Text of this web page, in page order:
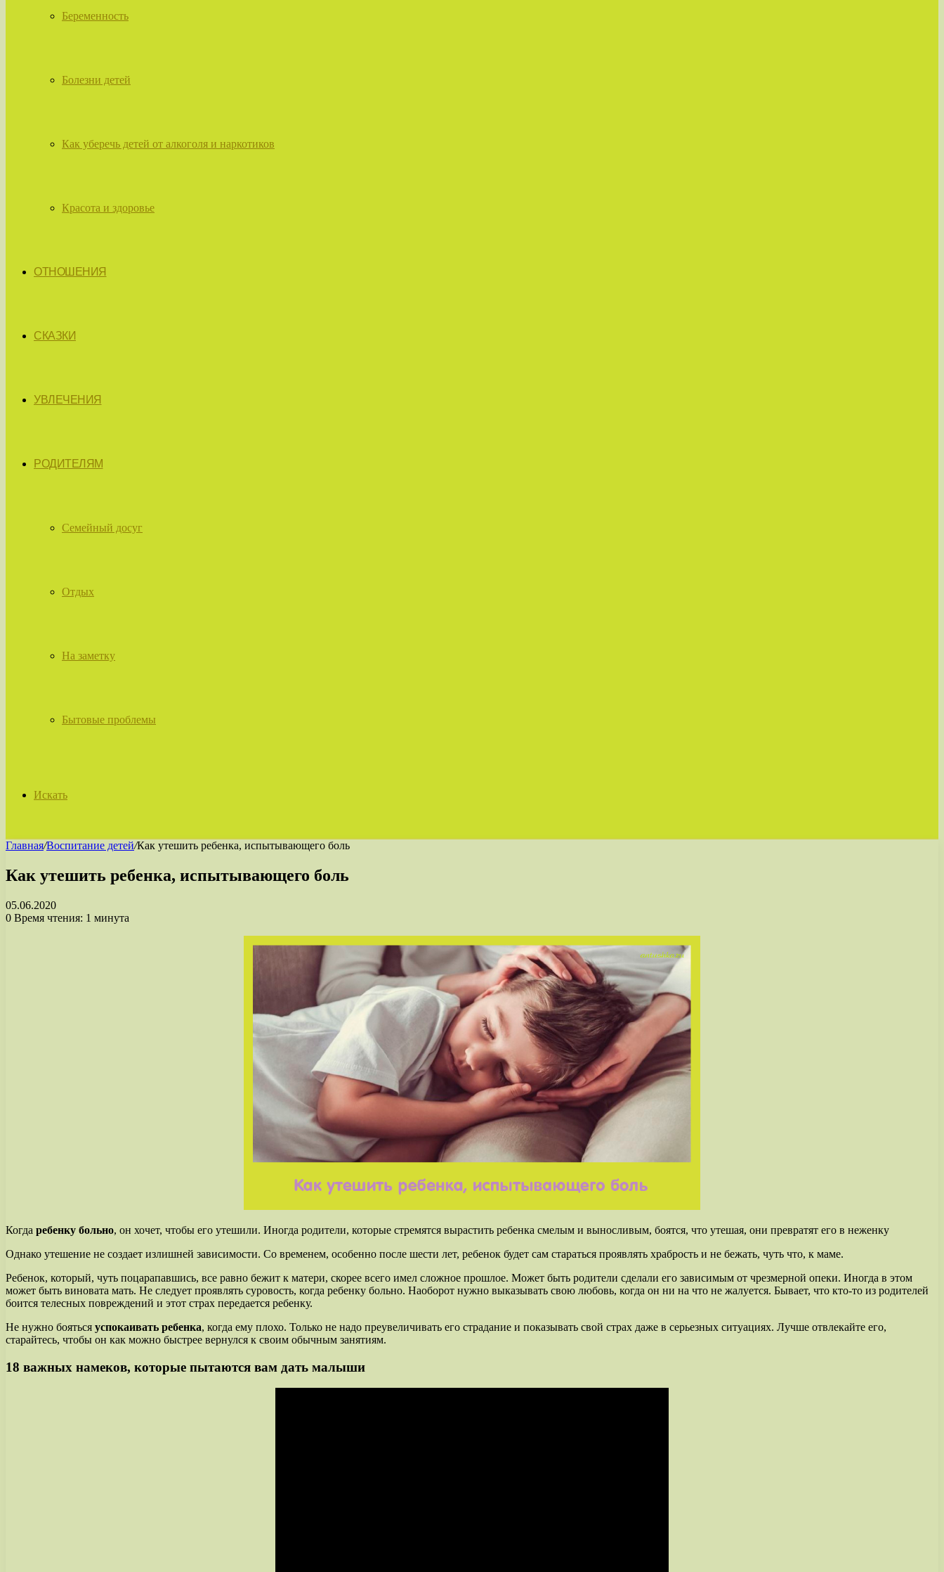
Беременность
Болезни детей
Как уберечь детей от алкоголя и наркотиков
Красота и здоровье
ОТНОШЕНИЯ
СКАЗКИ
УВЛЕЧЕНИЯ
РОДИТЕЛЯМ
Семейный досуг
Отдых
На заметку
Бытовые проблемы
Искать
Главная/Воспитание детей/Как утешить ребенка, испытывающего боль
Как утешить ребенка, испытывающего боль
05.06.2020
0 Время чтения: 1 минута
Когда ребенку больно, он хочет, чтобы его утешили. Иногда родители, которые стремятся вырастить ребенка смелым и выносливым, боятся, что утешая, они превратят его в неженку
Однако утешение не создает излишней зависимости. Со временем, особенно после шести лет, ребенок будет сам стараться проявлять храбрость и не бежать, чуть что, к маме.
Ребенок, который, чуть поцарапавшись, все равно бежит к матери, скорее всего имел сложное прошлое. Может быть родители сделали его зависимым от чрезмерной опеки. Иногда в этом
может быть виновата мать. Не следует проявлять суровость, когда ребенку больно. Наоборот нужно выказывать свою любовь, когда он ни на что не жалуется. Бывает, что кто-то из родителей
боится телесных повреждений и этот страх передается ребенку.
Не нужно бояться успокаивать ребенка, когда ему плохо. Только не надо преувеличивать его страдание и показывать свой страх даже в серьезных ситуациях. Лучше отвлекайте его,
старайтесь, чтобы он как можно быстрее вернулся к своим обычным занятиям.
18 важных намеков, которые пытаются вам дать малыши